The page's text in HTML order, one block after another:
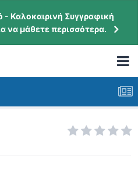
- Καλοκαιρινή Συγγραφική
να μάθετε περισσότερα.